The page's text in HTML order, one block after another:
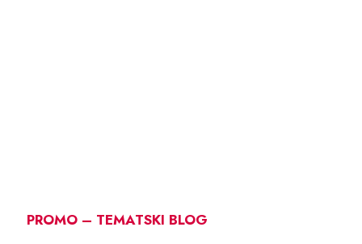
PROMO – TEMATSKI BLOG